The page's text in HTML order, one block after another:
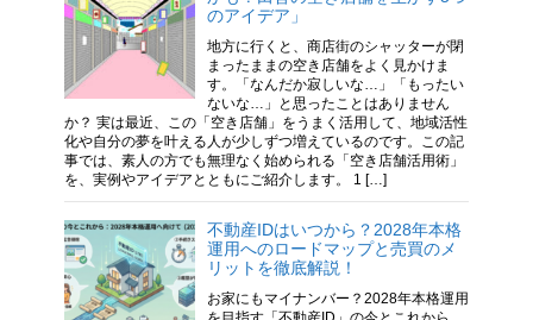
のアイデア」
地方に行くと、商店街のシャッターが閉
まったままの空き店舗をよく見かけま
す。「なんだか寂しいな…」「もったい
ないな…」と思ったことはありません
か？ 実は最近、この「空き店舗」をうまく活用して、地域活性
化や自分の夢を叶える人が少しずつ増えているのです。この記
事では、素人の方でも無理なく始められる「空き店舗活用術」
を、実例やアイデアとともにご紹介します。 1 […]
不動産IDはいつから？2028年本格
運用へのロードマップと売買のメ
リットを徹底解説！
お家にもマイナンバー？2028年本格運用